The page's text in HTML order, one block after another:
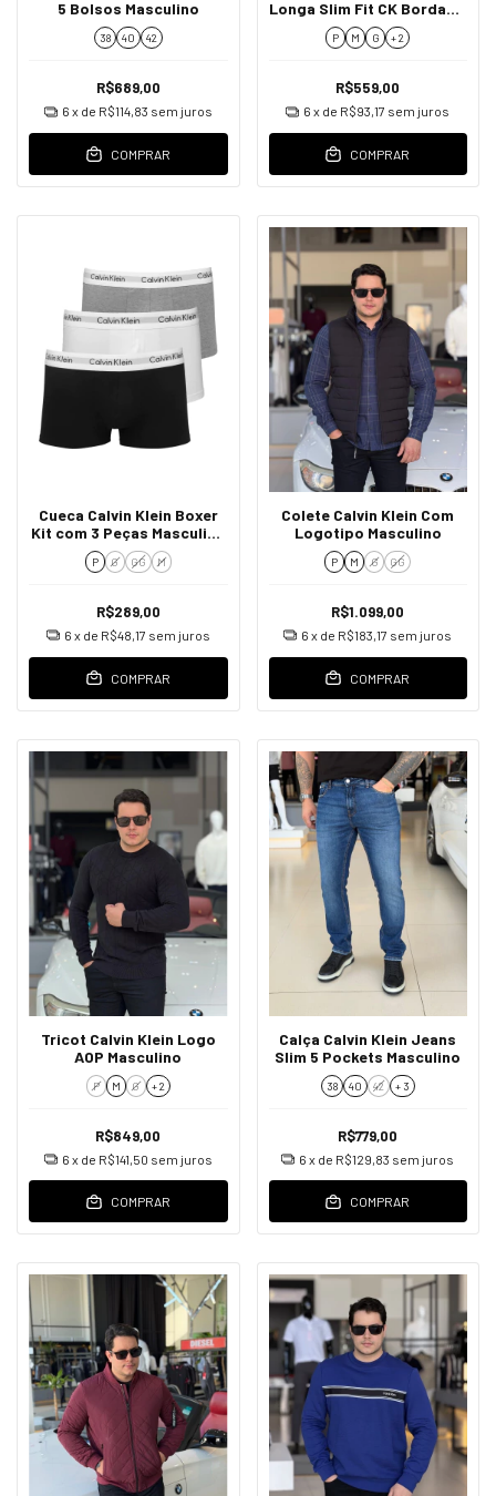
5 Bolsos Masculino
38 40 42
R$689,00
6 x de R$114,83 sem juros
COMPRAR
Longa Slim Fit CK Bordado
Masculino
P M G + 2
R$559,00
6 x de R$93,17 sem juros
COMPRAR
Cueca Calvin Klein Boxer
Kit com 3 Peças Masculino
Preto / Branco e Cinza
P G GG M
R$289,00
6 x de R$48,17 sem juros
COMPRAR
Colete Calvin Klein Com
Logotipo Masculino
P M G GG
R$1.099,00
6 x de R$183,17 sem juros
COMPRAR
Tricot Calvin Klein Logo
AOP Masculino
P M G + 2
R$849,00
6 x de R$141,50 sem juros
COMPRAR
Calça Calvin Klein Jeans
Slim 5 Pockets Masculino
38 40 42 + 3
R$779,00
6 x de R$129,83 sem juros
COMPRAR